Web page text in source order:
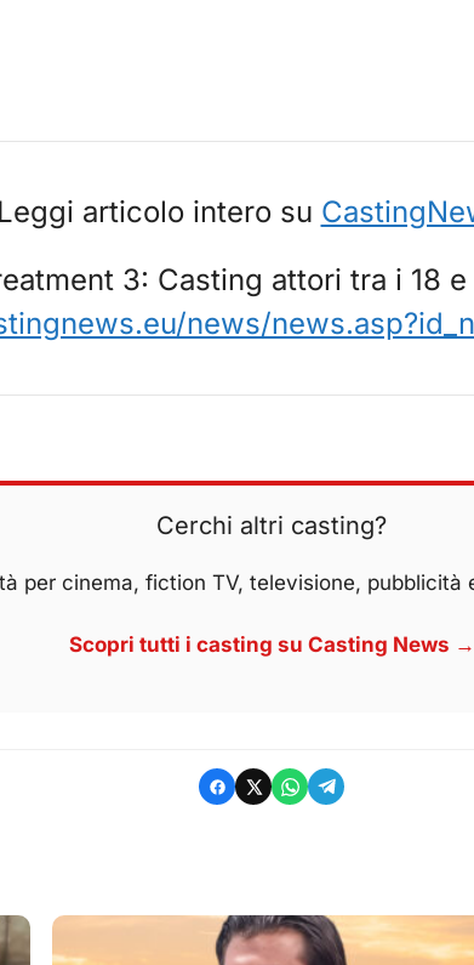
articolo intero su
3: Casting attori tra i 18
news/
Cerchi altri casting?
per cinema, fiction TV, televisione, pubblicità
Scopri tutti i casting su Casting News →